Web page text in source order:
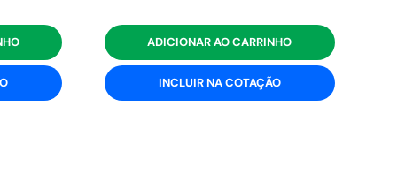
ADICIONAR AO CARRINHO
INCLUIR NA COTAÇÃO